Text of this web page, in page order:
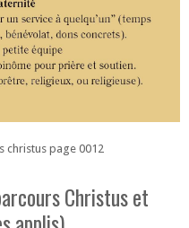
Christus et